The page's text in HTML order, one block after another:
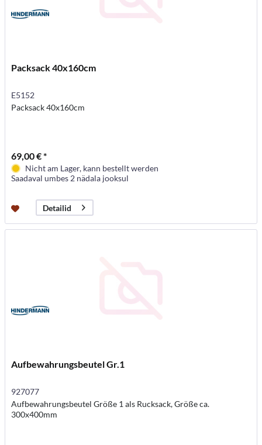
Packsack 40x160cm
E5152
Packsack 40x160cm
69,00 € *
Nicht am Lager, kann bestellt werden
Saadaval umbes 2 nädala jooksul
Detailid
Aufbewahrungsbeutel Gr.1
927077
Aufbewahrungsbeutel Größe 1 als Rucksack, Größe ca.
300x400mm